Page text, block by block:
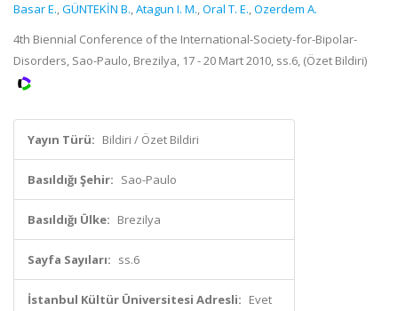
Basar E.,GÜNTEKİN B.,Atagun I. M.,Oral T. E.,Ozerdem A.
4th Biennial Conference of the International-Society-for-Bipolar-
Disorders, Sao-Paulo, Brezilya, 17 - 20 Mart 2010, ss.6, (Özet Bildiri)
Yayın Türü: Bildiri / Özet Bildiri
Basıldığı Şehir: Sao-Paulo
Basıldığı Ülke: Brezilya
Sayfa Sayıları: ss.6
İstanbul Kültür Üniversitesi Adresli: Evet